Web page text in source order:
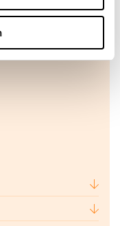
veilig en